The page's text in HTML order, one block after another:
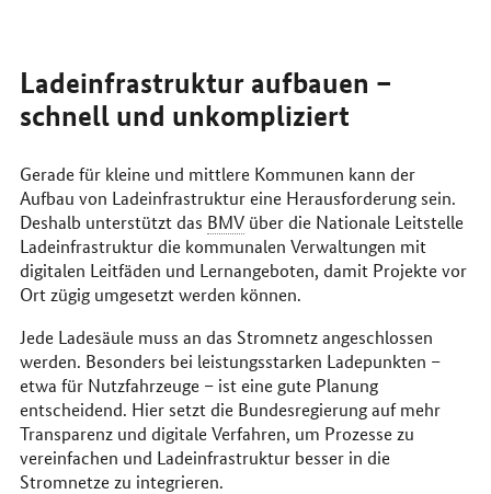
Ladeinfrastruktur aufbauen –
schnell und unkompliziert
Gerade für kleine und mittlere Kommunen kann der
Aufbau von Ladeinfrastruktur eine Herausforderung sein.
Deshalb unterstützt das BMVüber die Nationale Leitstelle
Ladeinfrastruktur die kommunalen Verwaltungen mit
digitalen Leitfäden und Lernangeboten, damit Projekte vor
Ort zügig umgesetzt werden können.
Jede Ladesäule muss an das Stromnetz angeschlossen
werden. Besonders bei leistungsstarken Ladepunkten –
etwa für Nutzfahrzeuge – ist eine gute Planung
entscheidend. Hier setzt die Bundesregierung auf mehr
Transparenz und digitale Verfahren, um Prozesse zu
vereinfachen und Ladeinfrastruktur besser in die
Stromnetze zu integrieren.